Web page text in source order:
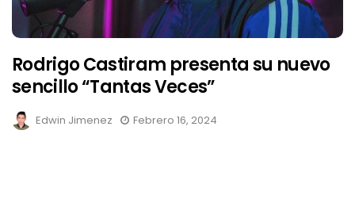
Rodrigo Castiram presenta su nuevo
sencillo “Tantas Veces”
Edwin Jimenez Febrero 16, 2024